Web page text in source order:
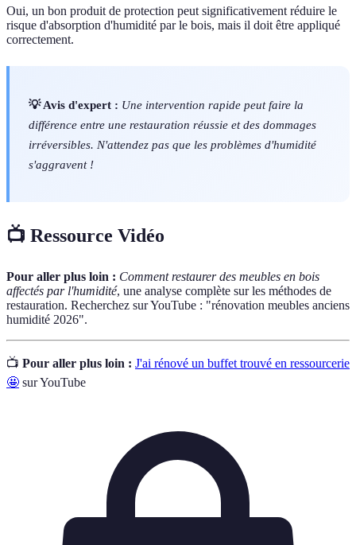
Oui, un bon produit de protection peut significativement réduire le
risque d'absorption d'humidité par le bois, mais il doit être appliqué
correctement.
💡 Avis d'expert : Une intervention rapide peut faire la
différence entre une restauration réussie et des dommages
irréversibles. N'attendez pas que les problèmes d'humidité
s'aggravent !
📺 Ressource Vidéo
Pour aller plus loin : Comment restaurer des meubles en bois
affectés par l'humidité, une analyse complète sur les méthodes de
restauration. Recherchez sur YouTube : "rénovation meubles anciens
humidité 2026".
📺 Pour aller plus loin : J'ai rénové un buffet trouvé en ressourcerie
🤩 sur YouTube